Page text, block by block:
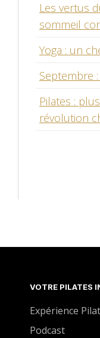
Les vertus
sommeil
Yoga : un
Septembre
Pilates :
révolution
VOTRE PILATES
Expérience
Podcast